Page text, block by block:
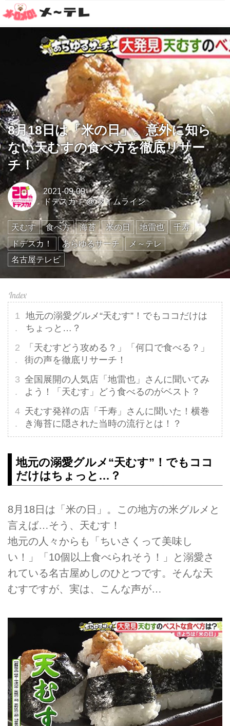
8月18日は「米の日」。意外に知ら
ない天むすの食べ方を徹底リサー
チ！
2021-09-09
ドデスカ！@タイムライン
天むす 食べ方 海苔 米の日 地雷也
千寿
ドデスカ！
あらゆるサーチ
メ～テレ
名古屋テレビ
地元の溺愛グルメ“天むす”！でもココだけは
ちょっと…？
「天むすどう攻める？」「何口で食べる？」
街の声を徹底リサーチ！
全国展開の人気店「地雷也」さんに聞いてみ
よう！「天むす」どう食べるのがベスト？
天むす発祥の店「千寿」さんに聞いた！横巻
き海苔に隠された当時の流行とは！？
地元の溺愛グルメ“天むす”！でもココ
だけはちょっと…？
8月18日は「米の日」。この地方の米グルメと
言えば…そう、天むす！
地元の人々からも「ちいさくって美味し
い！」「10個以上食べられそう！」と溺愛さ
れている名古屋めしのひとつです。そんな天
むすですが、実は、こんな声が…